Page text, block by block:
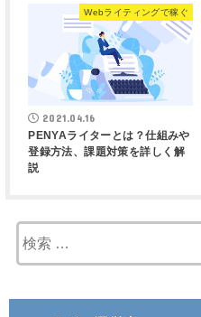
Webライティングで稼ぐ
2021.04.16
PENYAライターとは？仕組みや
登録方法、課題対策を詳しく解
説